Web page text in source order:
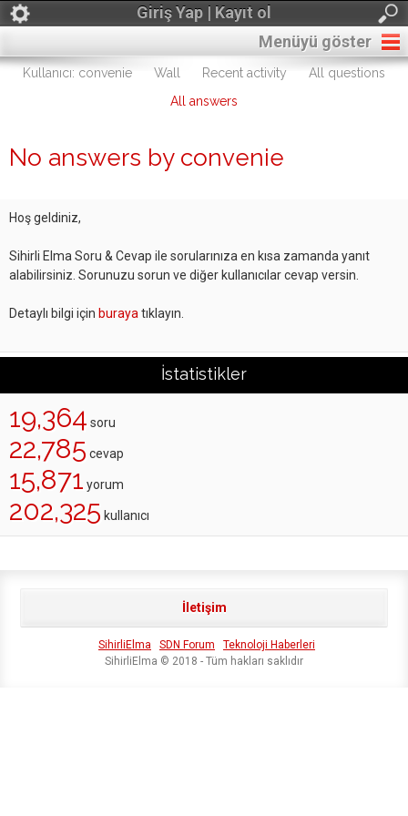
Giriş Yap | Kayıt ol
Menüyü göster
Kullanıcı: convenie Wall Recent activity
All questions
All answers
No answers by convenie
Hoş geldiniz,
Sihirli Elma Soru & Cevap ile sorularınıza en kısa zamanda yanıt
alabilirsiniz. Sorunuzu sorun ve diğer kullanıcılar cevap versin.
Detaylı bilgi için buraya tıklayın.
İstatistikler
19,364 soru
22,785 cevap
15,871 yorum
202,325 kullanıcı
İletişim
SihirliElma SDN Forum
Teknoloji Haberleri
SihirliElma © 2018 - Tüm hakları saklıdır